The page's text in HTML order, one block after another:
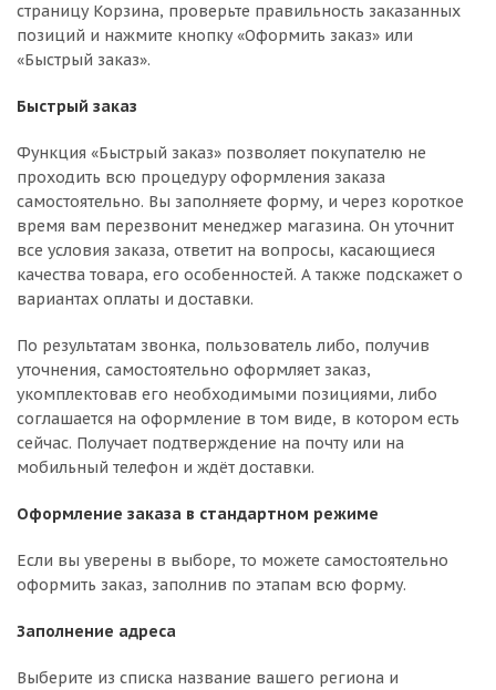
страницу Корзина, проверьте правильность заказанных
позиций и нажмите кнопку «Оформить заказ» или
«Быстрый заказ».
Быстрый заказ
Функция «Быстрый заказ» позволяет покупателю не
проходить всю процедуру оформления заказа
самостоятельно. Вы заполняете форму, и через короткое
время вам перезвонит менеджер магазина. Он уточнит
все условия заказа, ответит на вопросы, касающиеся
качества товара, его особенностей. А также подскажет о
вариантах оплаты и доставки.
По результатам звонка, пользователь либо, получив
уточнения, самостоятельно оформляет заказ,
укомплектовав его необходимыми позициями, либо
соглашается на оформление в том виде, в котором есть
сейчас. Получает подтверждение на почту или на
мобильный телефон и ждёт доставки.
Оформление заказа в стандартном режиме
Если вы уверены в выборе, то можете самостоятельно
оформить заказ, заполнив по этапам всю форму.
Заполнение адреса
Выберите из списка название вашего региона и